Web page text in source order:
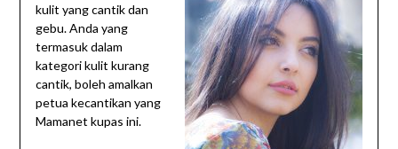
kulit yang cantik dan
gebu. Anda yang
termasuk dalam
kategori kulit kurang
cantik, boleh amalkan
petua kecantikan yang
Mamanet kupas ini.